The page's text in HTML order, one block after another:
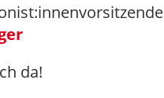
da!